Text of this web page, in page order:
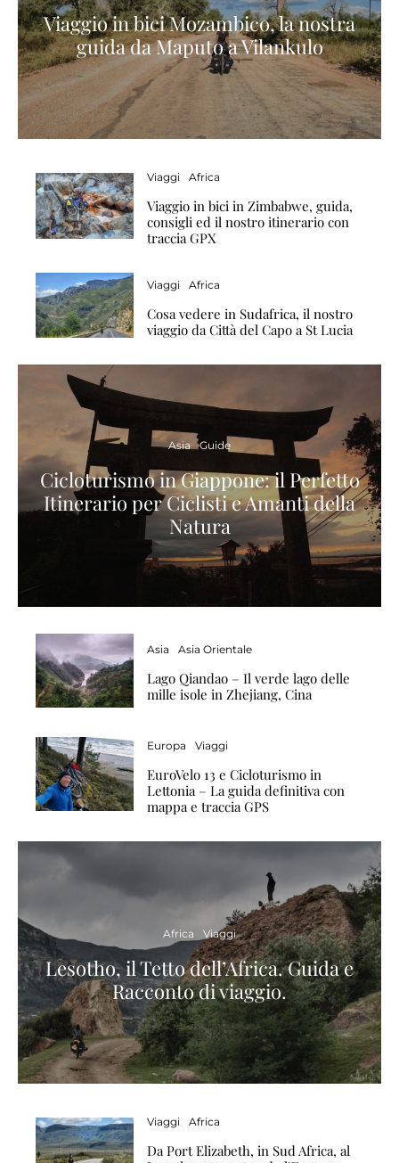
Viaggio in bici Mozambico, la nostra
guida da Maputo a Vilankulo
Viaggi Africa
Viaggio in bici in Zimbabwe, guida,
consigli ed il nostro itinerario con
traccia GPX
Viaggi Africa
Cosa vedere in Sudafrica, il nostro
viaggio da Città del Capo a St Lucia
Asia Guide
Cicloturismo in Giappone: il Perfetto
Itinerario per Ciclisti e Amanti della
Natura
Asia Asia Orientale
Lago Qiandao – Il verde lago delle
mille isole in Zhejiang, Cina
Europa Viaggi
EuroVelo 13 e Cicloturismo in
Lettonia – La guida definitiva con
mappa e traccia GPS
Africa Viaggi
Lesotho, il Tetto dell’Africa. Guida e
Racconto di viaggio.
Viaggi Africa
Da Port Elizabeth, in Sud Africa, al